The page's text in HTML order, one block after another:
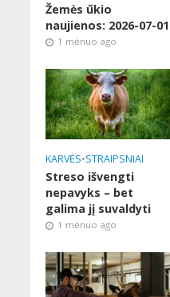
Žemės ūkio
naujienos: 2026-07-01
1 mėnuo ago
KARVĖS•STRAIPSNIAI
Streso išvengti
nepavyks – bet
galima jį suvaldyti
1 mėnuo ago